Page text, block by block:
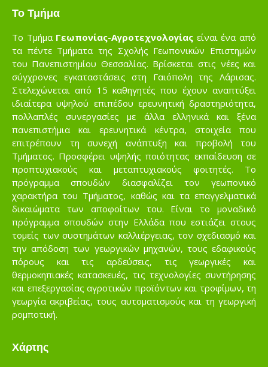
Το Τμήμα
Το Τμήμα Γεωπονίας-Αγροτεχνολογίας είναι ένα από
τα πέντε Τμήματα της Σχολής Γεωπονικών Επιστημών
του Πανεπιστημίου Θεσσαλίας. Βρίσκεται στις νέες και
σύγχρονες εγκαταστάσεις στη Γαιόπολη της Λάρισας.
Στελεχώνεται από 15 καθηγητές που έχουν αναπτύξει
ιδιαίτερα υψηλού επιπέδου ερευνητική δραστηριότητα,
πολλαπλές συνεργασίες με άλλα ελληνικά και ξένα
πανεπιστήμια και ερευνητικά κέντρα, στοιχεία που
επιτρέπουν τη συνεχή ανάπτυξη και προβολή του
Τμήματος. Προσφέρει υψηλής ποιότητας εκπαίδευση σε
προπτυχιακούς και μεταπτυχιακούς φοιτητές. Το
πρόγραμμα σπουδών διασφαλίζει τον γεωπονικό
χαρακτήρα του Τμήματος, καθώς και τα επαγγελματικά
δικαιώματα των αποφοίτων του. Είναι το μοναδικό
πρόγραμμα σπουδών στην Ελλάδα που εστιάζει στους
τομείς των συστημάτων καλλιέργειας, τον σχεδιασμό και
την απόδοση των γεωργικών μηχανών, τους εδαφικούς
πόρους και τις αρδεύσεις, τις γεωργικές και
θερμοκηπιακές κατασκευές, τις τεχνολογίες συντήρησης
και επεξεργασίας αγροτικών προϊόντων και τροφίμων, τη
γεωργία ακριβείας, τους αυτοματισμούς και τη γεωργική
ρομποτική.
Χάρτης